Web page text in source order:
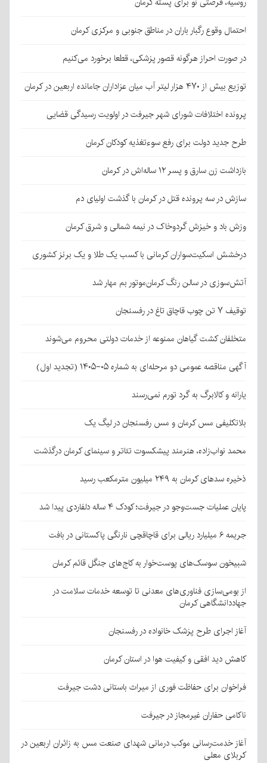
احتمال وقوع رگبار باران در مناطق جنوبی و مرکزی کرمان
در صورت احراز هرگونه قصور پزشکی، قطعا برخورد می‌کنیم
توزیع بیش از ۴۷۰ هزار لیتر آب میان عزاداران جامانده اربعین در کرمان
پرونده اختلافات شورای شهر جیرفت در اولویت رسیدگی قضایی
طرح جدید دولت برای رفع سوءتغذیه کودکان کرمان
بازداشت زن سارق و پسر ۱۲ ساله‌اش در کرمان
سازش در سه پرونده قتل در کرمان با گذشت اولیای دم
وزش باد و خیزش گردوخاک در نیمه شمالی و شرق کرمان
درخشش اسکیت‌سواران کرمانی با کسب یک طلا و یک برنز کشوری
آتش‌سوزی در سالن رنگ کرمان‌موتور بم مهار شد
توقیف ۷ تن چوب قاچاق تاغ در رفسنجان
متخلفان کشت گیاهان ممنوعه از خدمات دولتی محروم می‌شوند
آگهی مناقصه عمومی دو مرحله‌ای به شماره ۰۵-۱۴۰۵ (تجدید اول)
یارانه و کالابرگ به گرد تورم نمی‌رسند
بلاتکلیفی مس کرمان و مس رفسنجان در لیگ یک
محمد نواب‌زاده، هنرمند پیشکسوت تئاتر و سینمای کرمان درگذشت
ذخیره سدهای کرمان به ۲۴۹ میلیون مترمکعب رسید
پایان عملیات جست‌وجو در جیرفت؛ کودک ۴ ساله دلفاردی پیدا شد
جریمه ۶ میلیارد ریالی برای قاچاقچی نارنگی پاکستانی در بافت
شبیخون سوسک‌های پوست‌خوار به کاج‌های جنگل قائم کرمان
از بومی‌سازی فناوری‌های معدنی تا توسعه خدمات سلامت در
جهاددانشگاهی کرمان
آغاز اجرای طرح پزشک خانواده در رفسنجان
کاهش دید افقی و کیفیت هوا در استان کرمان
فراخوان برای حفاظت فوری از میراث باستانی دشت جیرفت
ناکامی حفاران غیرمجاز در جیرفت
آغاز خدمت‌رسانی موکب درمانی شهدای صنعت مس به زائران اربعین در
کربلای معلی